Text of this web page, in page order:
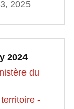
2025
2024
du
-